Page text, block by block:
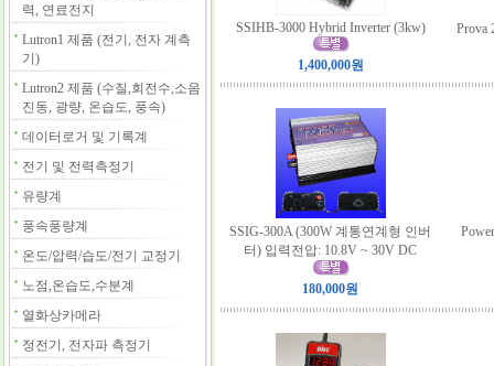
력, 연료전지
Lutron1 제품 (전기, 전자 계측
기)
Lutron2 제품 (수질,회전수,소음
진동, 광량, 온습도, 풍속)
데이터로거 및 기록계
전기 및 전력측정기
유량계
풍속풍량계
온도/압력/습도/전기 교정기
노점,온습도,수분계
열화상카메라
정전기, 전자파 측정기
SSIHB-3000 Hybrid Inverter (3kw)
1,400,000원
Prova
SSIG-300A (300W 계통연계형 인버
터) 입력전압: 10.8V ~ 30V DC
180,000원